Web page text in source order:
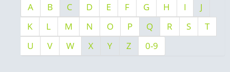
A B C D E F G H I
J
K
L M N O P Q R S
T
U
V W X Y Z 0-9